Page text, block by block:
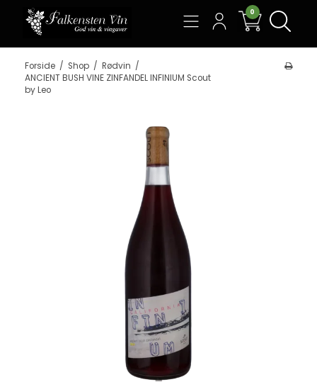
0
Forside / Shop / Rødvin /
ANCIENT BUSH VINE ZINFANDEL INFINIUM Scout
by Leo